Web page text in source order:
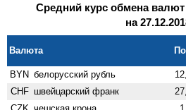
Средний курс обмена
на
Валюта
BYN белорусский рубль
CHF швейцарский франк